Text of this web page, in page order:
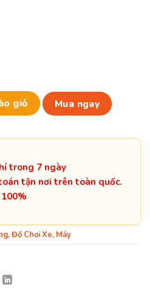
12V 14Ah số lượng
giỏ Mua ngay
trong 7 ngày
tận nơi trên toàn quốc.
,Đồ Chơi Xe, Máy